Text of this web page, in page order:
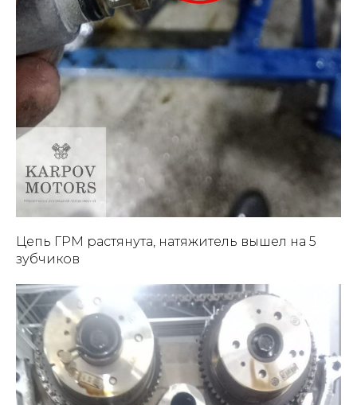
Цепь ГРМ растянута, натяжитель вышел на 5
зубчиков